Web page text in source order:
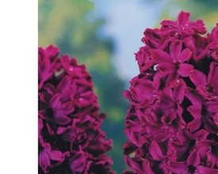
Выберите город
Обратный звонокЗаказать обратный
Каталог
Семена
Грунты